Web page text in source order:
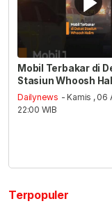
Mobil Terbakar di
Stasiun Whoosh
Dailynews - Kamis , 06
22:00 WIB
Terpopuler